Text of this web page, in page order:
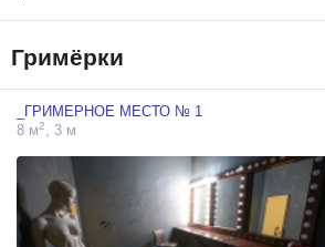
Гримёрки
_ГРИМЕРНОЕ МЕСТО № 1
8 м2 , 3 м